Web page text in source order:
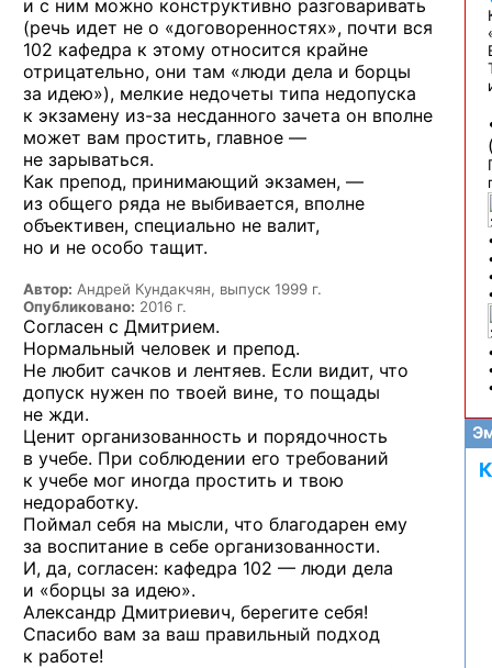
и с ним можно конструктивно разговаривать
(речь идет не о «договоренностях», почти вся
102 кафедра к этому относится крайне
отрицательно, они там «люди дела и борцы
за идею»), мелкие недочеты типа недопуска
к экзамену из-за несданного зачета он вполне
может вам простить, главное —
не зарываться.
Как препод, принимающий экзамен, —
из общего ряда не выбивается, вполне
объективен, специально не валит,
но и не особо тащит.
Автор: Андрей Кундакчян, выпуск 1999 г.
Опубликовано: 2016 г.
Согласен с Дмитрием.
Нормальный человек и препод.
Не любит сачков и лентяев. Если видит, что
допуск нужен по твоей вине, то пощады
не жди.
Ценит организованность и порядочность
в учебе. При соблюдении его требований
к учебе мог иногда простить и твою
недоработку.
Поймал себя на мысли, что благодарен ему
за воспитание в себе организованности.
И, да, согласен: кафедра 102 — люди дела
и «борцы за идею».
Александр Дмитриевич, берегите себя!
Спасибо вам за ваш правильный подход
к работе!